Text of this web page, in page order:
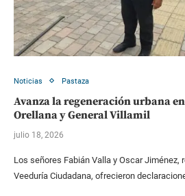
Noticias Pastaza
Avanza la regeneración urbana
Orellana y General Villamil
julio 18, 2026
Los señores Fabián Valla y Oscar Jiménez,
Veeduría Ciudadana, ofrecieron